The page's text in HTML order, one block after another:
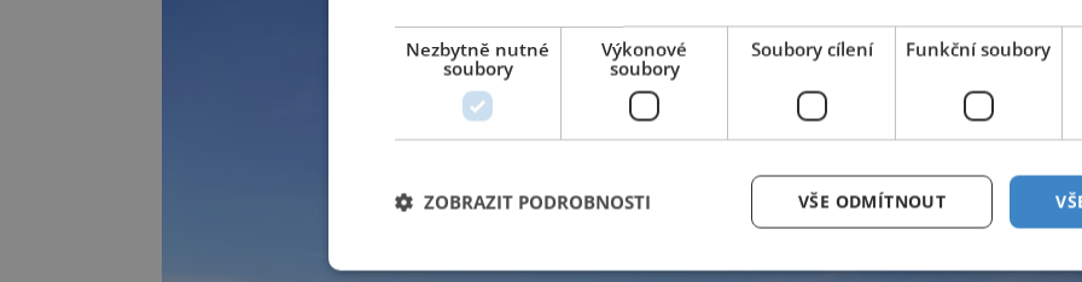
Nezbytně nutné
soubory
Výkonové
soubory
Soubory cílení Funkční soubory
VŠE ODMÍTNOUT
ZOBRAZIT PODROBNOSTI